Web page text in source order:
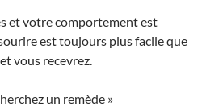
et votre comportement est
est toujours plus facile que
vous recevrez.
un remède »